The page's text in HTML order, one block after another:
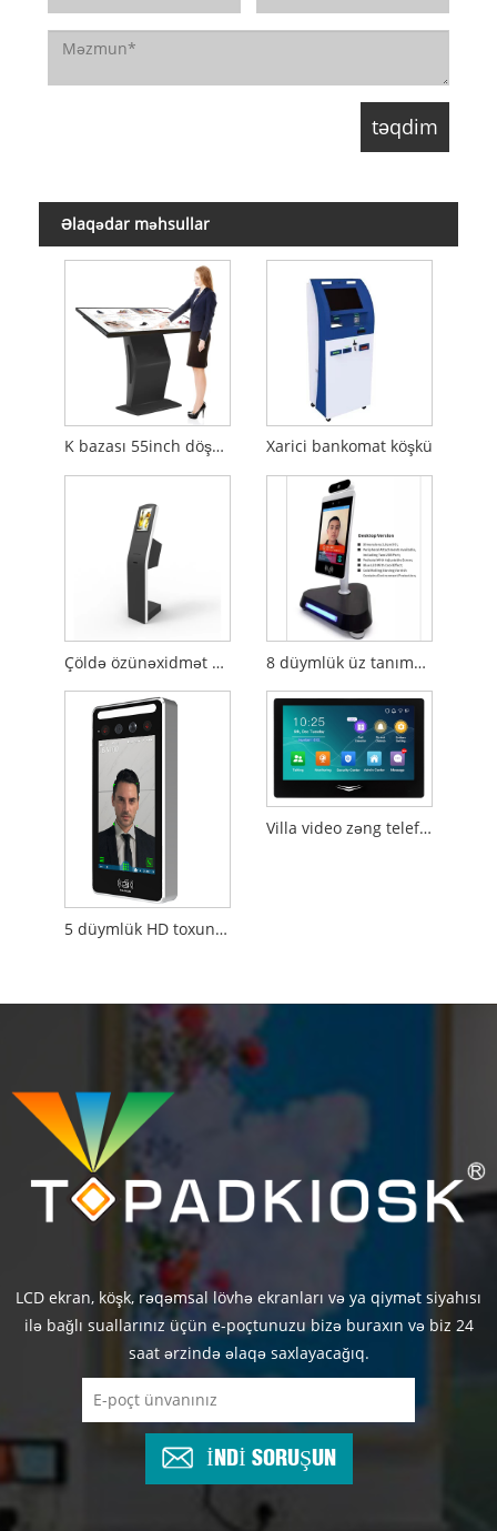
Əlaqədar məhsullar
K bazası 55inch döşəməsi Daimi Məlumat Kiosk Xarici bankomat köşkü
Çöldə özünəxidmət köşkü 8 düymlük üz tanıma terminal cihazı divara quraşdırılmışdır
5 düymlük HD toxunma ekranlı üz giriş nəzarətçisi Linux
Villa video zəng telefonları üçün 7 düymlük qapalı bölmə interkom qapı zəngi
LCD ekran, köşk, rəqəmsal lövhə ekranları və ya qiymət siyahısı
ilə bağlı suallarınız üçün e-poçtunuzu bizə buraxın və biz 24
saat ərzində əlaqə saxlayacağıq.
İNDİ SORUŞUN